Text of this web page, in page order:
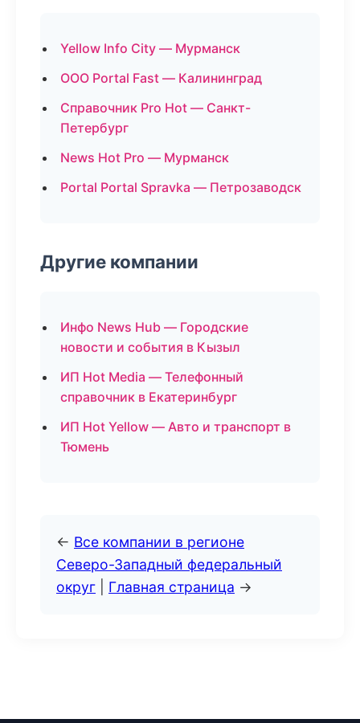
Yellow Info City — Мурманск
ООО Portal Fast — Калининград
Справочник Pro Hot — Санкт-
Петербург
News Hot Pro — Мурманск
Portal Portal Spravka — Петрозаводск
Другие компании
Инфо News Hub — Городские
новости и события в Кызыл
ИП Hot Media — Телефонный
справочник в Екатеринбург
ИП Hot Yellow — Авто и транспорт в
Тюмень
← Все компании в регионе
Северо-Западный федеральный
округ
Главная страница →